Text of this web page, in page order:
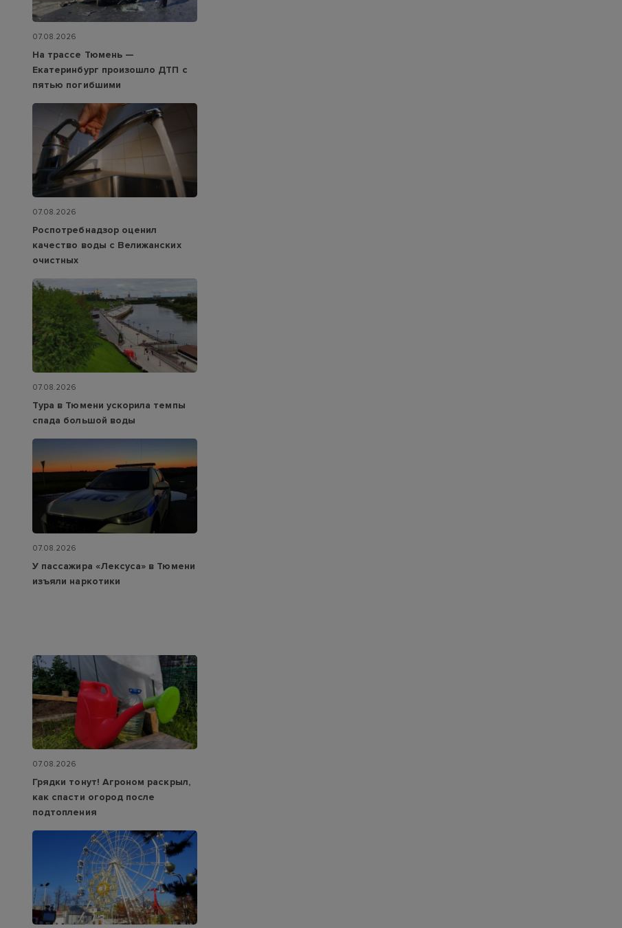
07.08.2026
На трассе Тюмень —
Екатеринбург произошло ДТП с
пятью погибшими
07.08.2026
Роспотребнадзор оценил
качество воды с Велижанских
очистных
07.08.2026
Тура в Тюмени ускорила темпы
спада большой воды
07.08.2026
У пассажира «Лексуса» в Тюмени
изъяли наркотики
07.08.2026
Грядки тонут! Агроном раскрыл,
как спасти огород после
подтопления